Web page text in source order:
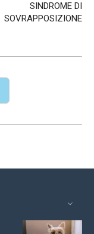
SINDROME DI
SOVRAPPOSIZIONE